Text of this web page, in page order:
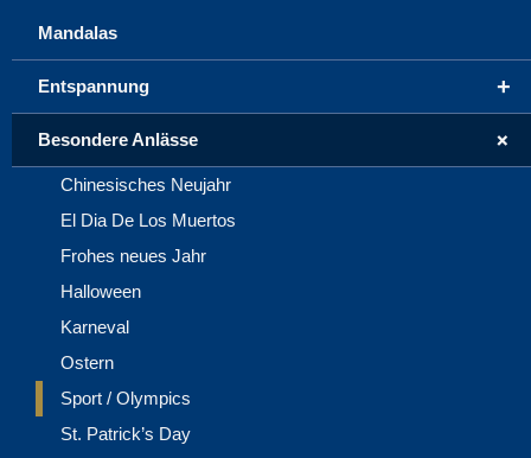
Mandalas
+
Entspannung
+
Besondere Anlässe
Chinesisches Neujahr
El Dia De Los Muertos
Frohes neues Jahr
Halloween
Karneval
Ostern
Sport / Olympics
St. Patrick’s Day